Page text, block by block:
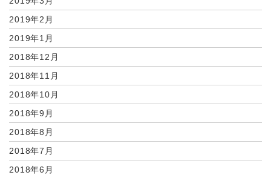
2019年2月
2019年1月
2018年12月
2018年11月
2018年10月
2018年9月
2018年8月
2018年7月
2018年6月